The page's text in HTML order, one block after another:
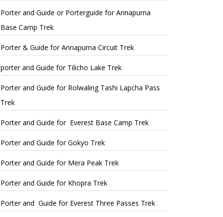
Porter and Guide or Porterguide for Annapurna
Base Camp Trek
Porter & Guide for Annapurna Circuit Trek
porter and Guide for Tilicho Lake Trek
Porter and Guide for Rolwaling Tashi Lapcha Pass
Trek
Porter and Guide for Everest Base Camp Trek
Porter and Guide for Gokyo Trek
Porter and Guide for Mera Peak Trek
Porter and Guide for Khopra Trek
Porter and Guide for Everest Three Passes Trek